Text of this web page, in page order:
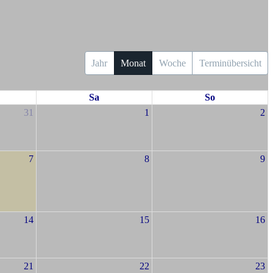
Jahr Monat Woche Terminübersicht
Sa
So
31
1 2
7 8 9
14 15 16
21 22 23